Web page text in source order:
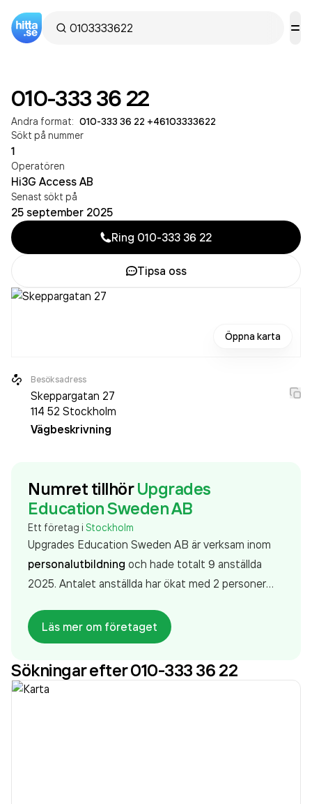
010-333 36 22
Andra format: 010-333 36 22 +46103333622
Sökt på nummer
1
Operatören
Hi3G Access AB
Senast sökt på
25 september 2025
Ring 010-333 36 22
Tipsa oss
Öppna karta
Besöksadress
Skeppargatan 27
114 52 Stockholm
Vägbeskrivning
Numret tillhör Upgrades
Education Sweden AB
Ett företag i Stockholm
Upgrades Education Sweden AB är verksam inom
personalutbildning och hade totalt 9 anställda
2025. Antalet anställda har ökat med 2 personer
företaget. Bolaget är ett aktiebolag som varit aktivt
sedan 2009. Upgrades Education Sweden AB
omsatte 9 613 000,00 kr
senaste räkenskapsåret
(2025).
Läs mer om företaget
Sökningar efter 010-333 36 22